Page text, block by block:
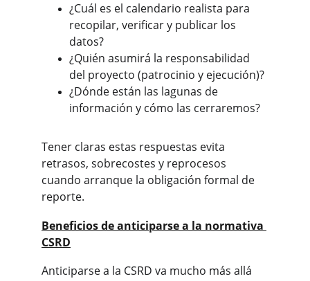
Beneficios de anticiparse a la normativa
CSRD
Anticiparse a la CSRD va mucho más allá
¿Cuál es el calendario realista para
recopilar, verificar y publicar los
datos?
¿Quién asumirá la responsabilidad
del proyecto (patrocinio y ejecución)?
¿Dónde están las lagunas de
información y cómo las cerraremos?
Tener claras estas respuestas evita
retrasos, sobrecostes y reprocesos
cuando arranque la obligación formal de
reporte.